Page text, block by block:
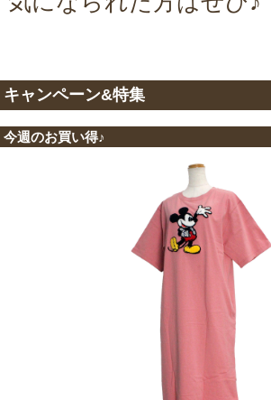
キャンペーン&特集
今週のお買い得♪